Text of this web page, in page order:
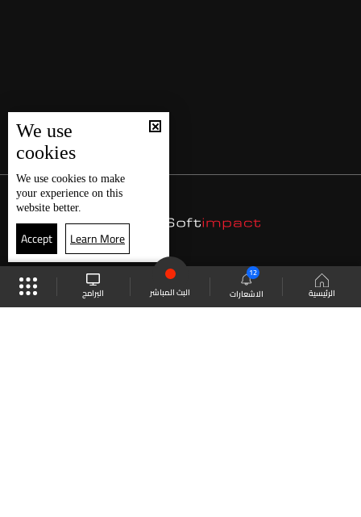
الرئيسية الاشعارات
12
البث المباشر البرامج
We use
cookies
We use cookies to make
your experience on this
website better.
Accept Learn More
موقع البرامج الجدول البث المباشر